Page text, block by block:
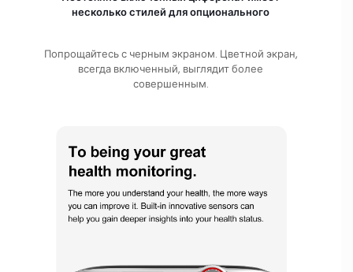
несколько стилей для опционального
Попрощайтесь с черным экраном. Цветной экран,
всегда включенный, выглядит более
совершенным.